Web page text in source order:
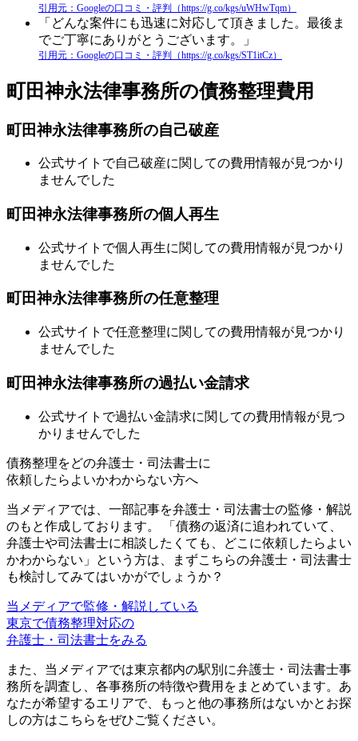
引用元：Googleの口コミ・評判（https://g.co/kgs/uWHwTqm）
「どんな案件にも迅速に対応して頂きました。最後ま
でご丁寧にありがとうございます。」
引用元：Googleの口コミ・評判（https://g.co/kgs/ST1itCz）
町田神永法律事務所の債務整理費用
町田神永法律事務所の自己破産
公式サイトで自己破産に関しての費用情報が見つかり
ませんでした
町田神永法律事務所の個人再生
公式サイトで個人再生に関しての費用情報が見つかり
ませんでした
町田神永法律事務所の任意整理
公式サイトで任意整理に関しての費用情報が見つかり
ませんでした
町田神永法律事務所の過払い金請求
公式サイトで過払い金請求に関しての費用情報が見つ
かりませんでした
債務整理をどの弁護士・司法書士に
依頼したらよいかわからない方へ
当メディアでは、一部記事を弁護士・司法書士の監修・解説
のもと作成しております。 「債務の返済に追われていて、
弁護士や司法書士に相談したくても、どこに依頼したらよい
かわからない」という方は、まずこちらの弁護士・司法書士
も検討してみてはいかがでしょうか？
当メディアで監修・解説している
東京で債務整理対応の
弁護士・司法書士をみる
また、当メディアでは東京都内の駅別に弁護士・司法書士事
務所を調査し、各事務所の特徴や費用をまとめています。あ
なたが希望するエリアで、もっと他の事務所はないかとお探
しの方はこちらをぜひご覧ください。